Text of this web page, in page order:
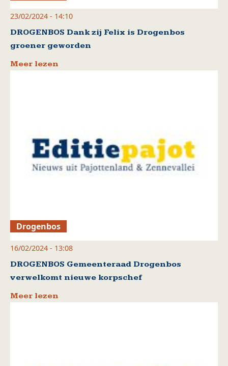
23/02/2024 - 14:10
DROGENBOS Dank zij Felix is Drogenbos
groener geworden
Meer lezen
Drogenbos
16/02/2024 - 13:08
DROGENBOS Gemeenteraad Drogenbos
verwelkomt nieuwe korpschef
Meer lezen